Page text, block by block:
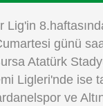
Lig'in
günü
Atatürk
Ligleri'nde ise
ve